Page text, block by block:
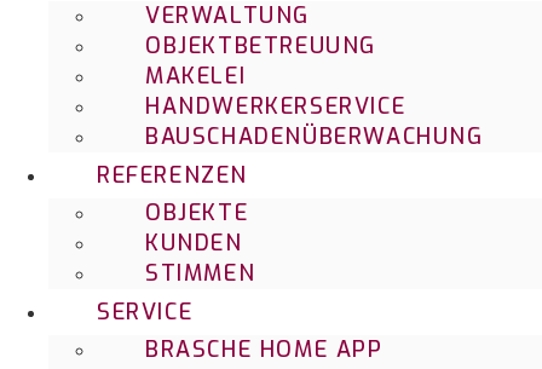
VERWALTUNG
OBJEKTBETREUUNG
MAKELEI
HANDWERKERSERVICE
BAUSCHADENÜBERWACHUNG
REFERENZEN
OBJEKTE
KUNDEN
STIMMEN
SERVICE
BRASCHE HOME APP